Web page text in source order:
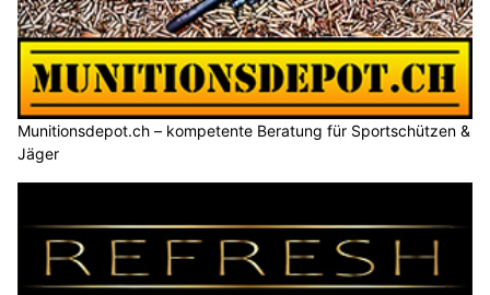
Munitionsdepot.ch – kompetente Beratung für Sportschützen &
Jäger